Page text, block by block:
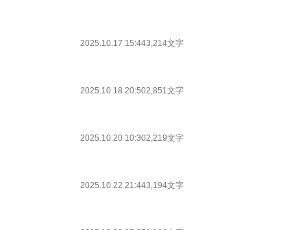
2025.10.17 15:443,214文字
2025.10.18 20:502,851文字
2025.10.20 10:302,219文字
2025.10.22 21:443,194文字